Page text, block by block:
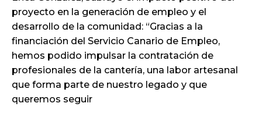
proyecto en la generación de empleo y el
desarrollo de la comunidad: “Gracias a la
financiación del Servicio Canario de Empleo,
hemos podido impulsar la contratación de
profesionales de la cantería, una labor artesanal
que forma parte de nuestro legado y que
queremos seguir